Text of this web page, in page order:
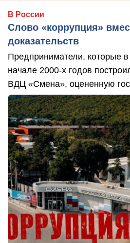
В России
Слово «коррупция»
доказательств
Предприниматели, которые
начале 2000-х годов
ВДЦ «Смена», оцененную